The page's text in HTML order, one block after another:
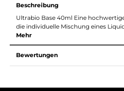
Beschreibung
Ultrabio Base 40ml Eine
die individuelle Mischung eines
Mehr
Bewertungen